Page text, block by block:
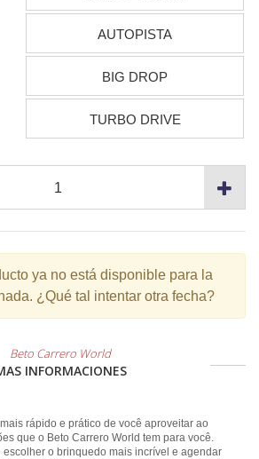
AUTOPISTA
BIG DROP
TURBO DRIVE
ya no está disponible para la
¿Qué tal intentar otra fecha?
Beto Carrero World
INFORMACIONES
rápido e prático de você aproveitar ao
que o Beto Carrero World tem para você.
escolher o brinquedo mais incrível e agendar